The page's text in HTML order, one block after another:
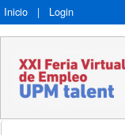
Inicio | Login